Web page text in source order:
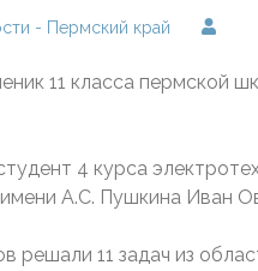
- Пермский край
11 класса
4 курса
А.С. Пушкина Иван
решали 11 задач из